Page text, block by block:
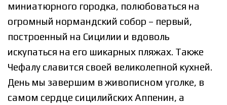
миниатюрного городка, полюбоваться на
огромный нормандский собор – первый,
построенный на Сицилии и вдоволь
искупаться на его шикарных пляжах. Также
Чефалу славится своей великолепной кухней.
День мы завершим в живописном уголке, в
самом сердце сицилийских Аппенин, а